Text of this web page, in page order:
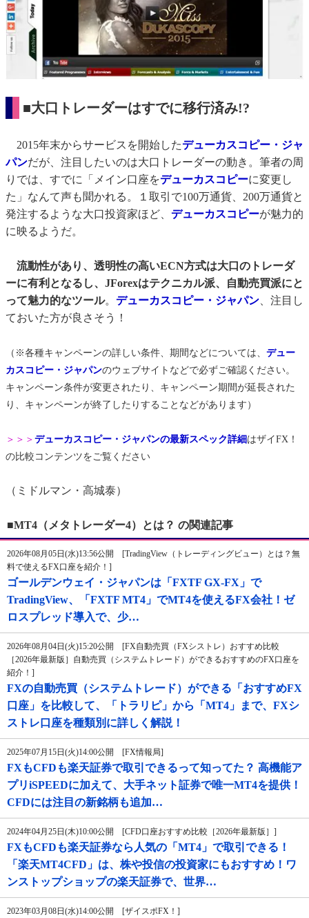
■大口トレーダーはすでに移行済み!?
2015年末からサービスを開始したデューカスコピー・ジャ
パンだが、注目したいのは大口トレーダーの動き。筆者の周
りでは、すでに「メイン口座をデューカスコピーに変更し
た」なんて声も聞かれる。１取引で100万通貨、200万通貨と
発注するような大口投資家ほど、 デューカスコピーが魅力的
に映るようだ。
流動性があり、透明性の高いECN方式は大口のトレーダ
ーに有利となるし、JForexはテクニカル派、自動売買派にと
って魅力的なツール。 デューカスコピー・ジャパン、注目し
ておいた方が良さそう！
（※各種キャンペーンの詳しい条件、期間などについては、 デュー
カスコピー・ジャパンのウェブサイトなどで必ずご確認ください。
キャンペーン条件が変更されたり、キャンペーン期間が延長された
り、キャンペーンが終了したりすることなどがあります）
＞＞＞ デューカスコピー・ジャパンの最新スペック詳細 はザイFX！
の比較コンテンツをご覧ください
（ミドルマン・高城泰）
■MT4（メタトレーダー4）とは？ の関連記事
2026年08月05日(水)13:56公開 [TradingView（トレーディングビュー）とは？無
料で使えるFX口座を紹介！]
ゴールデンウェイ・ジャパンは「FXTF GX-FX」で
TradingView、「FXTF MT4」でMT4を使えるFX会社！ゼ
ロスプレッド導入で、少…
2026年08月04日(火)15:20公開 [FX自動売買（FXシストレ）おすすめ比較
［2026年最新版］自動売買（システムトレード）ができるおすすめのFX口座を
紹介！]
FXの自動売買（システムトレード）ができる「おすすめFX
口座」を比較して、「トラリピ」から「MT4」まで、FXシ
ストレ口座を種類別に詳しく解説！
2025年07月15日(火)14:00公開 [FX情報局]
FXもCFDも楽天証券で取引できるって知ってた？ 高機能ア
プリiSPEEDに加えて、大手ネット証券で唯一MT4を提供！
CFDには注目の新銘柄も追加…
2024年04月25日(木)10:00公開 [CFD口座おすすめ比較［2026年最新版］]
FXもCFDも楽天証券なら人気の「MT4」で取引できる！
「楽天MT4CFD」は、株や投信の投資家にもおすすめ！ワ
ンストップショップの楽天証券で、世界…
2023年03月08日(水)14:00公開 [ザイスポFX！]